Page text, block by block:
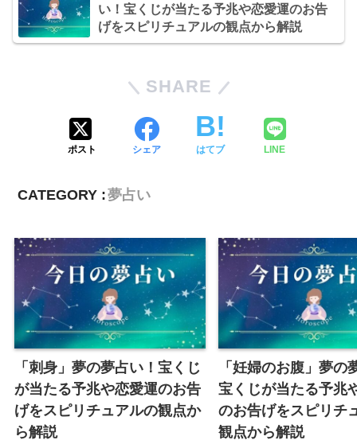
い！宝くじが当たる予兆や恋愛運のお告
げをスピリチュアルの観点から解説
SHARE
ポスト シェア はてブ LINE
CATEGORY :夢占い
「刺身」夢の夢占い！宝くじ
が当たる予兆や恋愛運のお告
げをスピリチュアルの観点か
ら解説
「妊婦のお腹」夢の
宝くじが当たる予兆
のお告げをスピリチ
観点から解説